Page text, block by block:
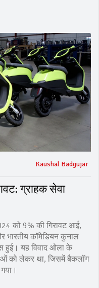
Kaushal Badgujar
ग्राहक सेवा
को 9% की गिरावट आई,
भारतीय कॉमेडियन कुनाल
हुई। यह विवाद ओला के
को लेकर था, जिसमें बैकलॉग